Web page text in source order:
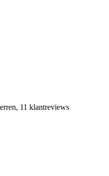
11 klantreviews